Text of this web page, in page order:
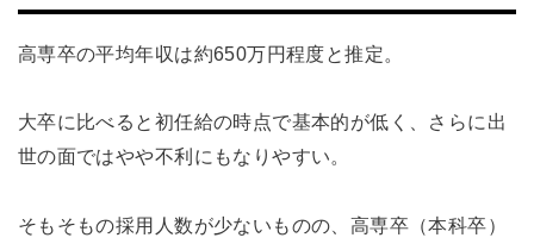
高専卒の平均年収は約650万円程度と推定。
大卒に比べると初任給の時点で基本的が低く、さらに出
世の面ではやや不利にもなりやすい。
そもそもの採用人数が少ないものの、高専卒（本科卒）